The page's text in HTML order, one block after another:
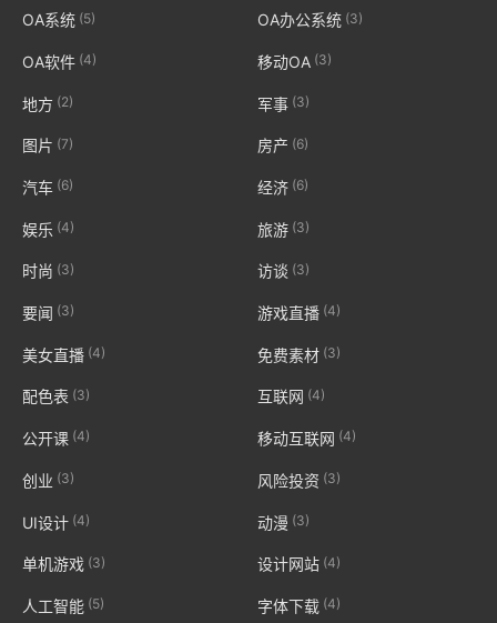
OA系统 (5) OA办公系统(3)
OA软件 (4) 移动OA (3)
地方 (2) 军事 (3)
图片 (7) 房产 (6)
汽车 (6) 经济(6)
娱乐 (4) 旅游(3)
时尚 (3) 访谈 (3)
要闻 (3) 游戏直播(4)
美女直播 (4) 免费素材(3)
配色表 (3) 互联网 (4)
公开课 (4) 移动互联网 (4)
创业 (3) 风险投资 (3)
UI设计 (4) 动漫 (3)
单机游戏 (3) 设计网站(4)
人工智能 (5) 字体下载(4)